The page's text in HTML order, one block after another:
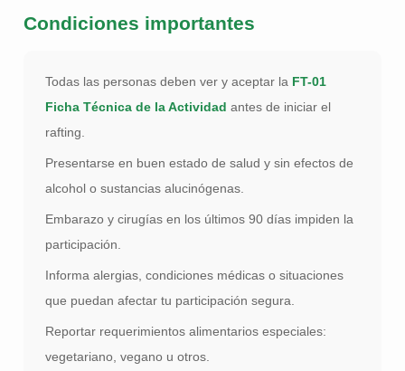
Condiciones importantes
Todas las personas deben ver y aceptar la FT-01
Ficha Técnica de la Actividad antes de iniciar el
rafting.
Presentarse en buen estado de salud y sin efectos de
alcohol o sustancias alucinógenas.
Embarazo y cirugías en los últimos 90 días impiden la
participación.
Informa alergias, condiciones médicas o situaciones
que puedan afectar tu participación segura.
Reportar requerimientos alimentarios especiales:
vegetariano, vegano u otros.